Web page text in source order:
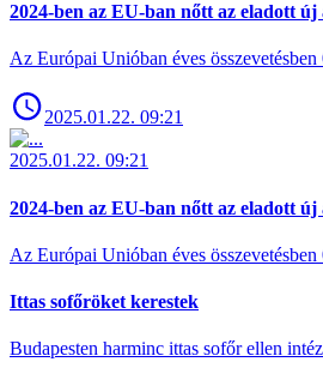
2024-ben az EU-ban nőtt az eladott új
Az Európai Unióban éves
2025.01.22. 09:21
2025.01.22. 09:21
2024-ben az EU-ban nőtt az eladott új
Az Európai Unióban éves
Ittas sofőröket kerestek
Budapesten harminc ittas sofőr ellen